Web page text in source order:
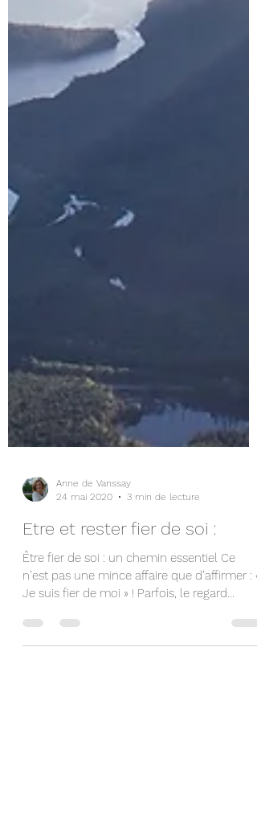
Anne de Vanssay
Etre et rester fier de soi :
n’est pas une mince affaire que d’affirmer : «
Je suis fier de moi » ! Parfois, le regard...